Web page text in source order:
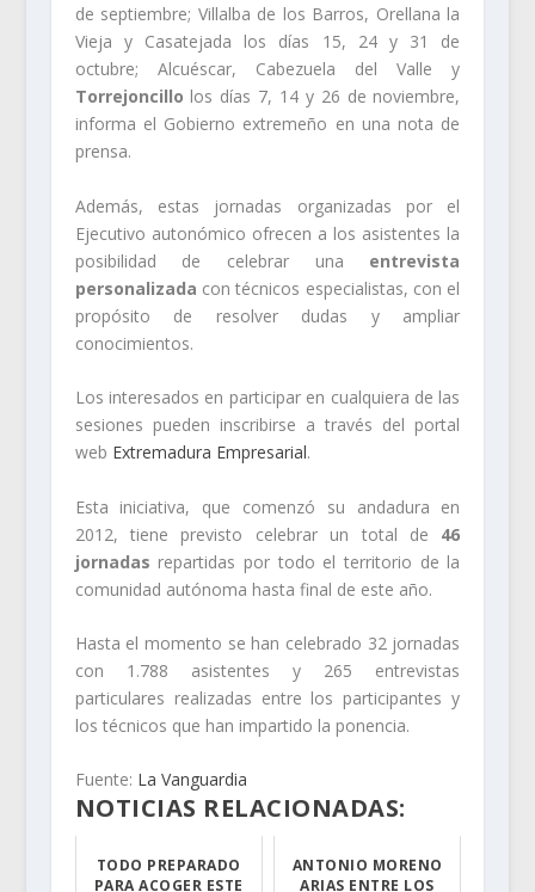
de septiembre; Villalba de los Barros, Orellana la
Vieja y Casatejada los días 15, 24 y 31 de
octubre; Alcuéscar, Cabezuela del Valle y
Torrejoncillo los días 7, 14 y 26 de noviembre,
informa el Gobierno extremeño en una nota de
prensa.
Además, estas jornadas organizadas por el
Ejecutivo autonómico ofrecen a los asistentes la
posibilidad de celebrar una entrevista
personalizada con técnicos especialistas, con el
propósito de resolver dudas y ampliar
conocimientos.
Los interesados en participar en cualquiera de las
sesiones pueden inscribirse a través del portal
web Extremadura Empresarial.
Esta iniciativa, que comenzó su andadura en
2012, tiene previsto celebrar un total de 46
jornadas repartidas por todo el territorio de la
comunidad autónoma hasta final de este año.
Hasta el momento se han celebrado 32 jornadas
con 1.788 asistentes y 265 entrevistas
particulares realizadas entre los participantes y
los técnicos que han impartido la ponencia.
Fuente: La Vanguardia
NOTICIAS RELACIONADAS:
TODO PREPARADO
PARA ACOGER ESTE
ANTONIO MORENO
ARIAS ENTRE LOS